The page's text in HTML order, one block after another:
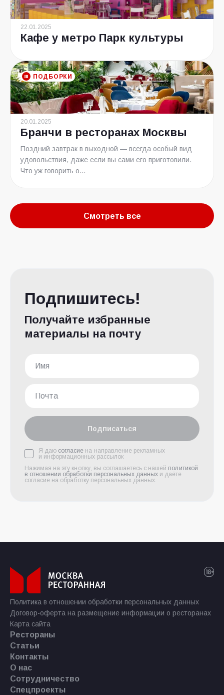
22.01.2025
Кафе у метро Парк культуры
ПОДБОРКИ
20.01.2025
Бранчи в ресторанах Москвы
Поздний завтрак в выходной — всегда особый вид
удовольствия, даже если вы сами его приготовили.
Что уж говорить о...
Смотреть все
Подпишитесь!
Получайте избранные
материалы на почту
Подписаться
Я даю согласие на направление рекламных
и информационных рассылок
Нажимая на эту кнопку, вы соглашаетесь с нашей политикой
в отношении обработки персональных данных и даёте
согласие на обработку персональных данных.
Политика в отношении обработки персональных данных
Договор-оферта на размещение информации о ресторанах
Карта сайта
Рестораны
Статьи
Контакты
О нас
Сотрудничество
Спецпроекты